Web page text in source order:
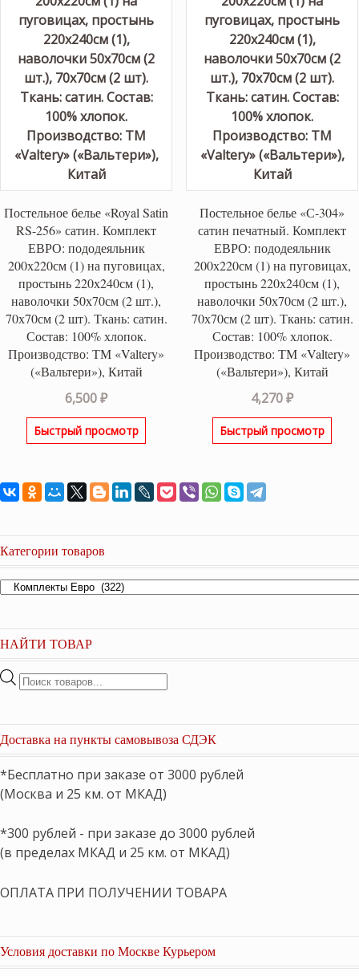
Постельное белье «Royal Satin
RS-256» сатин. Комплект
ЕВРО: пододеяльник
200х220см (1) на пуговицах,
простынь 220х240см (1),
наволочки 50х70см (2 шт.),
70х70см (2 шт). Ткань: сатин.
Состав: 100% хлопок.
Производство: ТМ «Valtery»
(«Вальтери»), Китай
6,500₽
Быстрый просмотр
Постельное белье «С-304»
сатин печатный. Комплект
ЕВРО: пододеяльник
200х220см (1) на пуговицах,
простынь 220х240см (1),
наволочки 50х70см (2 шт.),
70х70см (2 шт). Ткань: сатин.
Состав: 100% хлопок.
Производство: ТМ «Valtery»
(«Вальтери»), Китай
4,270₽
Быстрый просмотр
Категории товаров
НАЙТИ ТОВАР
Поиск
Доставка на пункты самовывоза СДЭК
*Бесплатно при заказе от 3000 рублей
(Москва и 25 км. от МКАД)
*300 рублей - при заказе до 3000 рублей
(в пределах МКАД и 25 км. от МКАД)
ОПЛАТА ПРИ ПОЛУЧЕНИИ ТОВАРА
Условия доставки по Москве Курьером